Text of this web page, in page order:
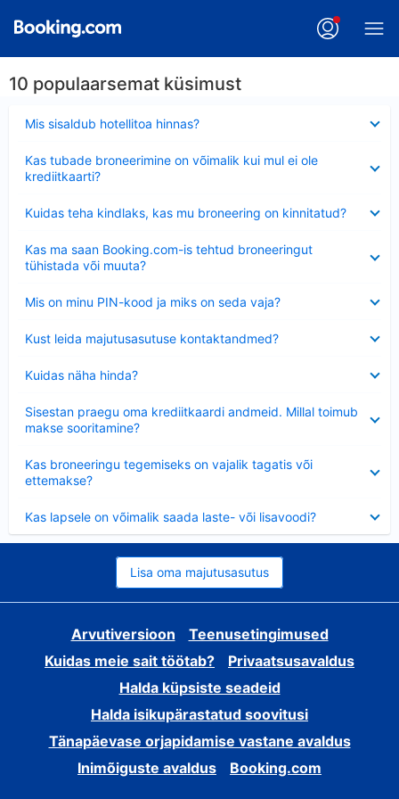
10 populaarsemat küsimust
Mis sisaldub hotellitoa hinnas?
Kas tubade broneerimine on võimalik kui mul ei ole
krediitkaarti?
Kuidas teha kindlaks, kas mu broneering on kinnitatud?
Kas ma saan Booking.com-is tehtud broneeringut
tühistada või muuta?
Mis on minu PIN-kood ja miks on seda vaja?
Kust leida majutusasutuse kontaktandmed?
Kuidas näha hinda?
Sisestan praegu oma krediitkaardi andmeid. Millal toimub
makse sooritamine?
Kas broneeringu tegemiseks on vajalik tagatis või
ettemakse?
Kas lapsele on võimalik saada laste- või lisavoodi?
Lisa oma majutusasutus
Arvutiversioon
Teenusetingimused
Kuidas meie sait töötab?
Privaatsusavaldus
Halda küpsiste seadeid
Halda isikupärastatud soovitusi
Tänapäevase orjapidamise vastane avaldus
Inimõiguste avaldus
Booking.com